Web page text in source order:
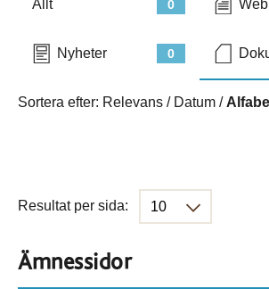
0
Allt
0
Nyheter
Sortera efter: Relevans / Datum /
Resultat per sida:
Ämnessidor